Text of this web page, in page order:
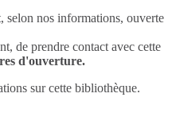
selon nos informations, ouverte
de prendre contact avec cette
d'ouverture.
sur cette bibliothèque.